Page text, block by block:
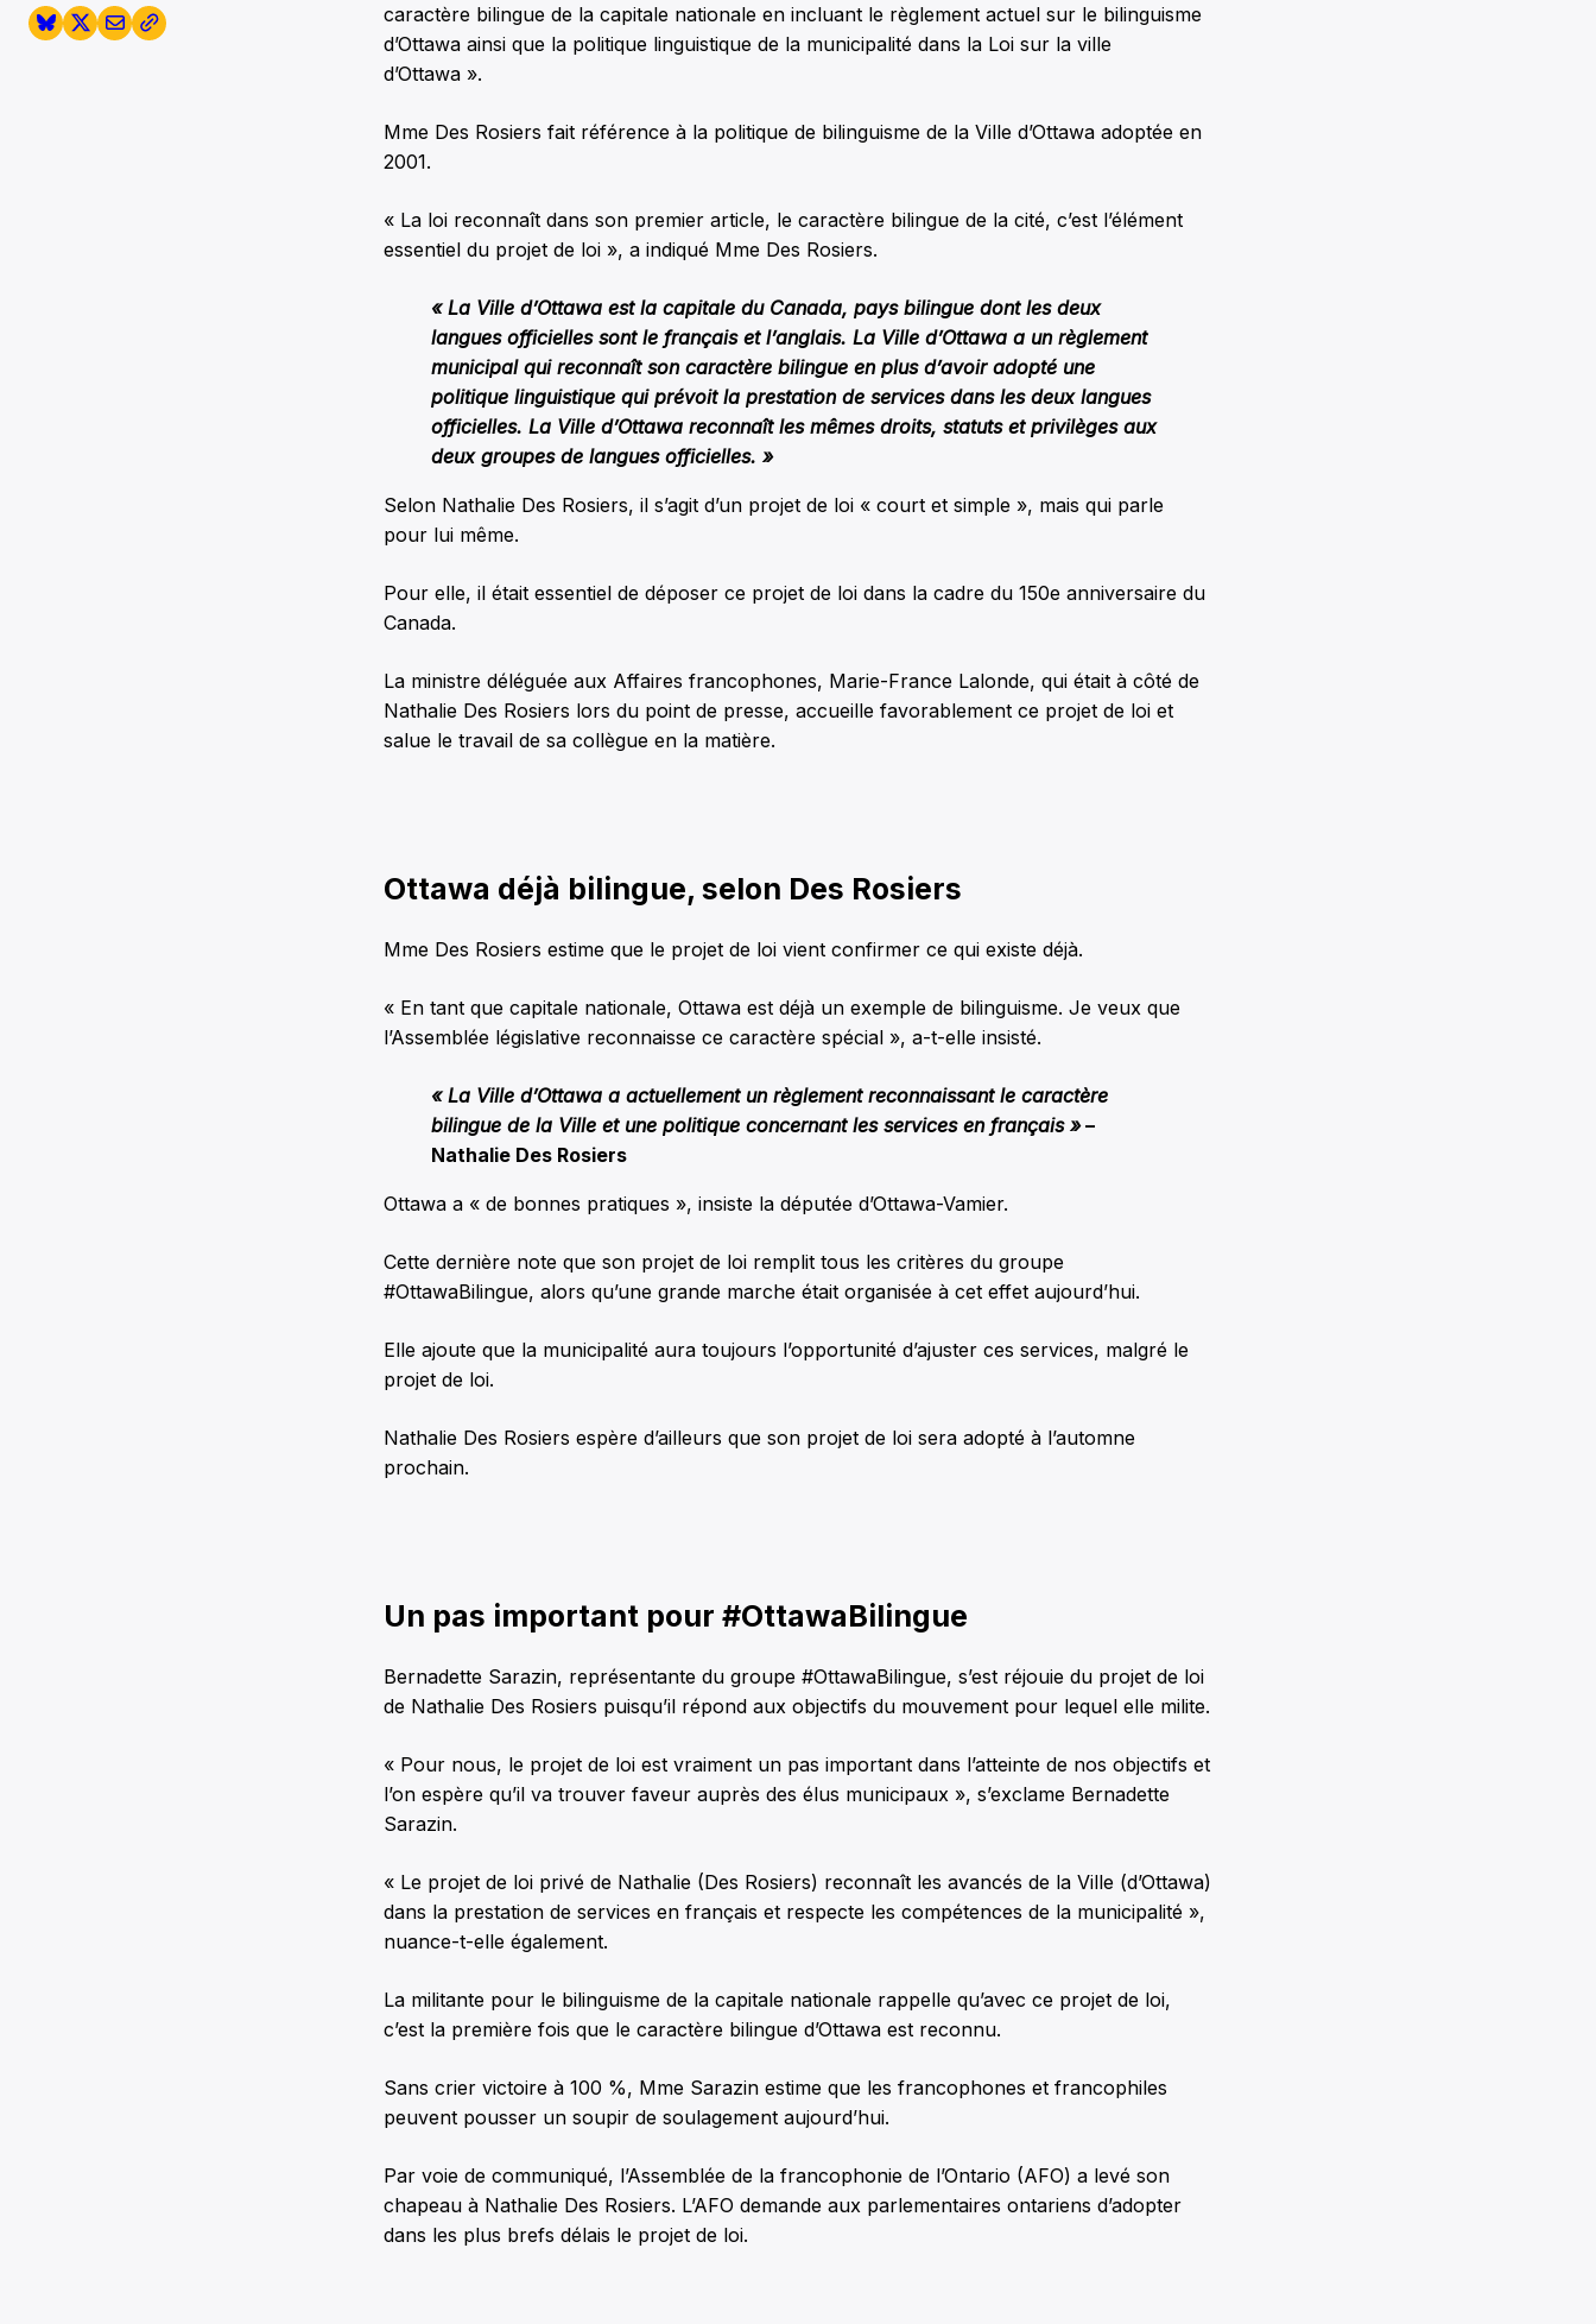
caractère bilingue de la capitale nationale en incluant le règlement actuel sur le bilinguisme
d’Ottawa ainsi que la politique linguistique de la municipalité dans la Loi sur la ville
d’Ottawa ».
Mme Des Rosiers fait référence à la politique de bilinguisme de la Ville d’Ottawa adoptée en
2001.
« La loi reconnaît dans son premier article, le caractère bilingue de la cité, c’est l’élément
essentiel du projet de loi », a indiqué Mme Des Rosiers.
« La Ville d’Ottawa est la capitale du Canada, pays bilingue dont les deux
langues officielles sont le français et l’anglais. La Ville d’Ottawa a un règlement
municipal qui reconnaît son caractère bilingue en plus d’avoir adopté une
politique linguistique qui prévoit la prestation de services dans les deux langues
officielles. La Ville d’Ottawa reconnaît les mêmes droits, statuts et privilèges aux
deux groupes de langues officielles. »
Selon Nathalie Des Rosiers, il s’agit d’un projet de loi « court et simple », mais qui parle
pour lui même.
Pour elle, il était essentiel de déposer ce projet de loi dans la cadre du 150e anniversaire du
Canada.
La ministre déléguée aux Affaires francophones, Marie-France Lalonde, qui était à côté de
Nathalie Des Rosiers lors du point de presse, accueille favorablement ce projet de loi et
salue le travail de sa collègue en la matière.
Ottawa déjà bilingue, selon Des Rosiers
Mme Des Rosiers estime que le projet de loi vient confirmer ce qui existe déjà.
« En tant que capitale nationale, Ottawa est déjà un exemple de bilinguisme. Je veux que
l’Assemblée législative reconnaisse ce caractère spécial », a-t-elle insisté.
« La Ville d’Ottawa a actuellement un règlement reconnaissant le caractère
bilingue de la Ville et une politique concernant les services en français »–
Nathalie Des Rosiers
Ottawa a « de bonnes pratiques », insiste la députée d’Ottawa-Vamier.
Cette dernière note que son projet de loi remplit tous les critères du groupe
#OttawaBilingue, alors qu’une grande marche était organisée à cet effet aujourd’hui.
Elle ajoute que la municipalité aura toujours l’opportunité d’ajuster ces services, malgré le
projet de loi.
Nathalie Des Rosiers espère d’ailleurs que son projet de loi sera adopté à l’automne
prochain.
Un pas important pour #OttawaBilingue
Bernadette Sarazin, représentante du groupe #OttawaBilingue, s’est réjouie du projet de loi
de Nathalie Des Rosiers puisqu’il répond aux objectifs du mouvement pour lequel elle milite.
« Pour nous, le projet de loi est vraiment un pas important dans l’atteinte de nos objectifs et
l’on espère qu’il va trouver faveur auprès des élus municipaux », s’exclame Bernadette
Sarazin.
« Le projet de loi privé de Nathalie (Des Rosiers) reconnaît les avancés de la Ville (d’Ottawa)
dans la prestation de services en français et respecte les compétences de la municipalité »,
nuance-t-elle également.
La militante pour le bilinguisme de la capitale nationale rappelle qu’avec ce projet de loi,
c’est la première fois que le caractère bilingue d’Ottawa est reconnu.
Sans crier victoire à 100 %, Mme Sarazin estime que les francophones et francophiles
peuvent pousser un soupir de soulagement aujourd’hui.
Par voie de communiqué, l’Assemblée de la francophonie de l’Ontario (AFO) a levé son
chapeau à Nathalie Des Rosiers. L’AFO demande aux parlementaires ontariens d’adopter
dans les plus brefs délais le projet de loi.